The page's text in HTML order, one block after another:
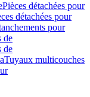
Pièces détachées pour
détachées pour
pour
de
de
Tuyaux multicouches